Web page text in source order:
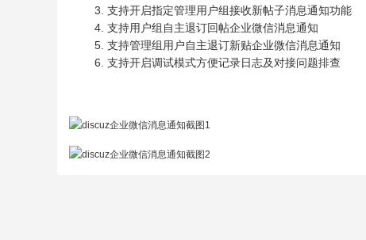
支持开启指定管理用户组接收新帖子消息通知功能
支持用户组自主退订回帖企业微信消息通知
支持管理组用户自主退订新贴企业微信消息通知
支持开启调试模式方便记录日志及对接问题排查